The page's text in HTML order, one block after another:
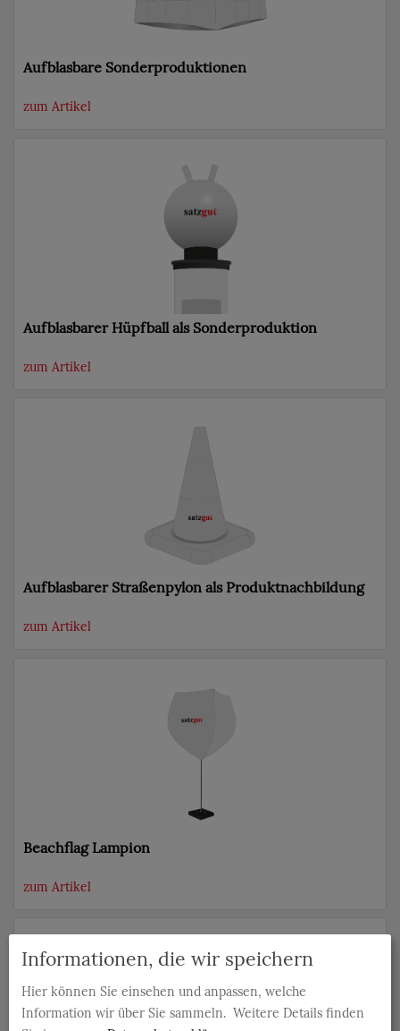
Aufblasbare Sonderproduktionen
zum Artikel
Aufblasbarer Hüpfball als Sonderproduktion
zum Artikel
Aufblasbarer Straßenpylon als Produktnachbildung
zum Artikel
Beachflag Lampion
zum Artikel
Informationen, die wir speichern
Hier können Sie einsehen und anpassen, welche
Information wir über Sie sammeln. Weitere Details finden